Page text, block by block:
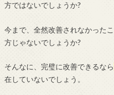
方ではないでしょうか?
今まで、全然改善されなかった
方じゃないでしょうか?
そんなに、完璧に改善できるなら
在していないでしょう。